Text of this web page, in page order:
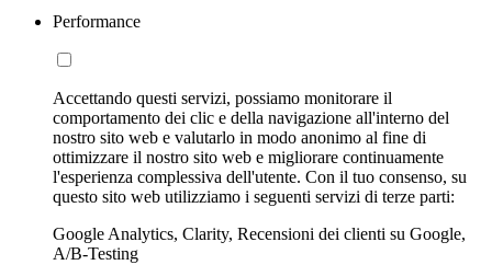
Performance
Accettando questi servizi, possiamo monitorare il
comportamento dei clic e della navigazione all'interno del
nostro sito web e valutarlo in modo anonimo al fine di
ottimizzare il nostro sito web e migliorare continuamente
l'esperienza complessiva dell'utente. Con il tuo consenso, su
questo sito web utilizziamo i seguenti servizi di terze parti:
Google Analytics, Clarity, Recensioni dei clienti su Google,
A/B-Testing